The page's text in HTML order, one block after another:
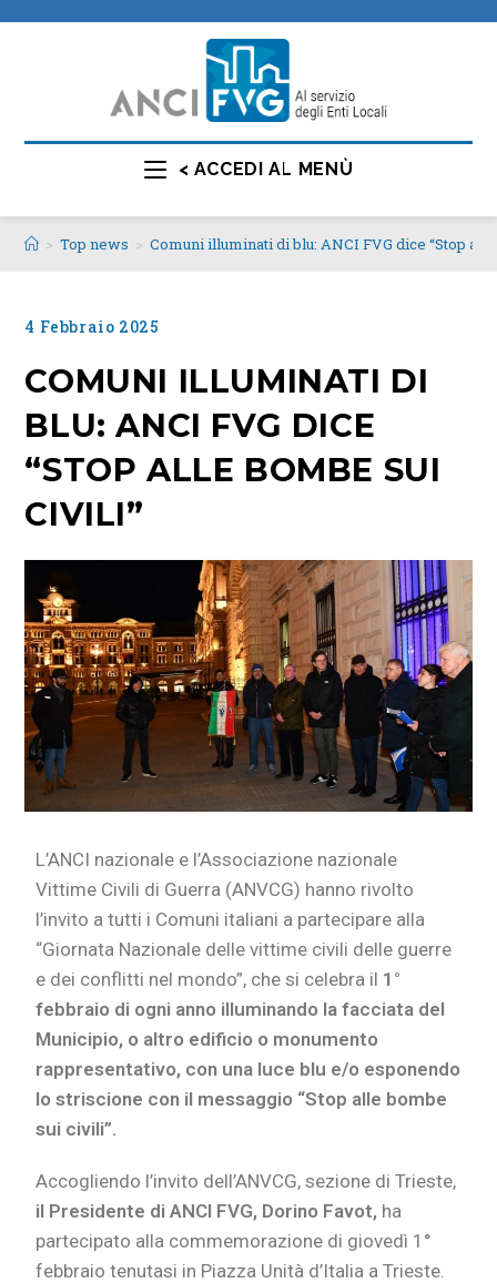
< ACCEDI AL MENÙ
> Top news > Comuni illuminati di blu: ANCI FVG dice “Stop
4 Febbraio 2025
COMUNI ILLUMINATI DI
BLU: ANCI FVG DICE
“STOP ALLE BOMBE SUI
CIVILI”
L’ANCI nazionale e l’Associazione nazionale
Vittime Civili di Guerra (ANVCG) hanno rivolto
l’invito a tutti i Comuni italiani a partecipare alla
“Giornata Nazionale delle vittime civili delle guerre
e dei conflitti nel mondo”, che si celebra il 1°
febbraio di ogni anno illuminando la facciata del
Municipio, o altro edificio o monumento
rappresentativo, con una luce blu e/o esponendo
lo striscione con il messaggio “Stop alle bombe
sui civili”.
Accogliendo l’invito dell’ANVCG, sezione di Trieste,
il Presidente di ANCI FVG, Dorino Favot, ha
partecipato alla commemorazione di giovedì 1°
febbraio tenutasi in Piazza Unità d’Italia a Trieste.